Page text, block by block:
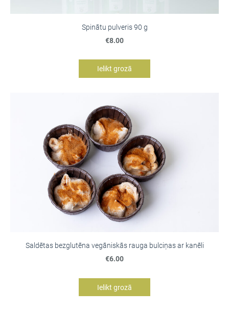
Spinātu pulveris 90 g
€8.00
Ielikt grozā
Saldētas bezglutēna vegāniskās rauga bulciņas ar kanēli
€6.00
Ielikt grozā